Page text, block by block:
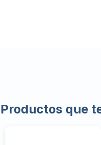
Productos que